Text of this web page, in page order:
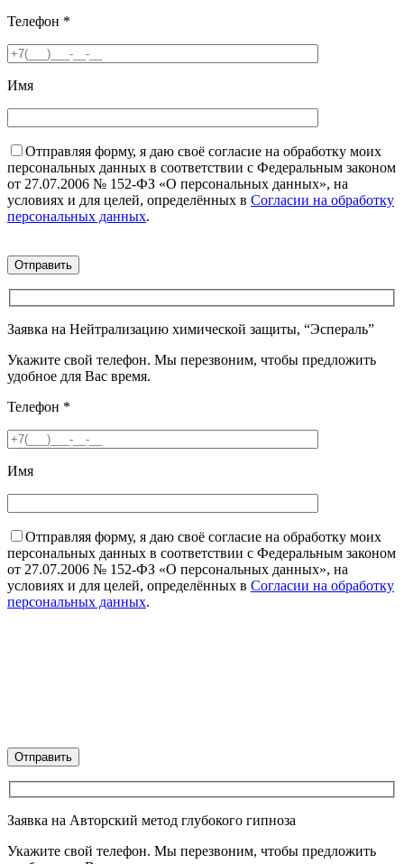
Телефон *
Имя
Отправляя форму, я даю своё согласие на обработку моих
персональных данных в соответствии с Федеральным законом
от 27.07.2006 № 152-ФЗ «О персональных данных», на
условиях и для целей, определённых в Согласии на обработку
персональных данных.
Заявка на Нейтрализацию химической защиты, “Эспераль”
Укажите свой телефон. Мы перезвоним, чтобы предложить
удобное для Вас время.
Телефон *
Имя
Отправляя форму, я даю своё согласие на обработку моих
персональных данных в соответствии с Федеральным законом
от 27.07.2006 № 152-ФЗ «О персональных данных», на
условиях и для целей, определённых в Согласии на обработку
персональных данных.
Заявка на Авторский метод глубокого гипноза
Укажите свой телефон. Мы перезвоним, чтобы предложить